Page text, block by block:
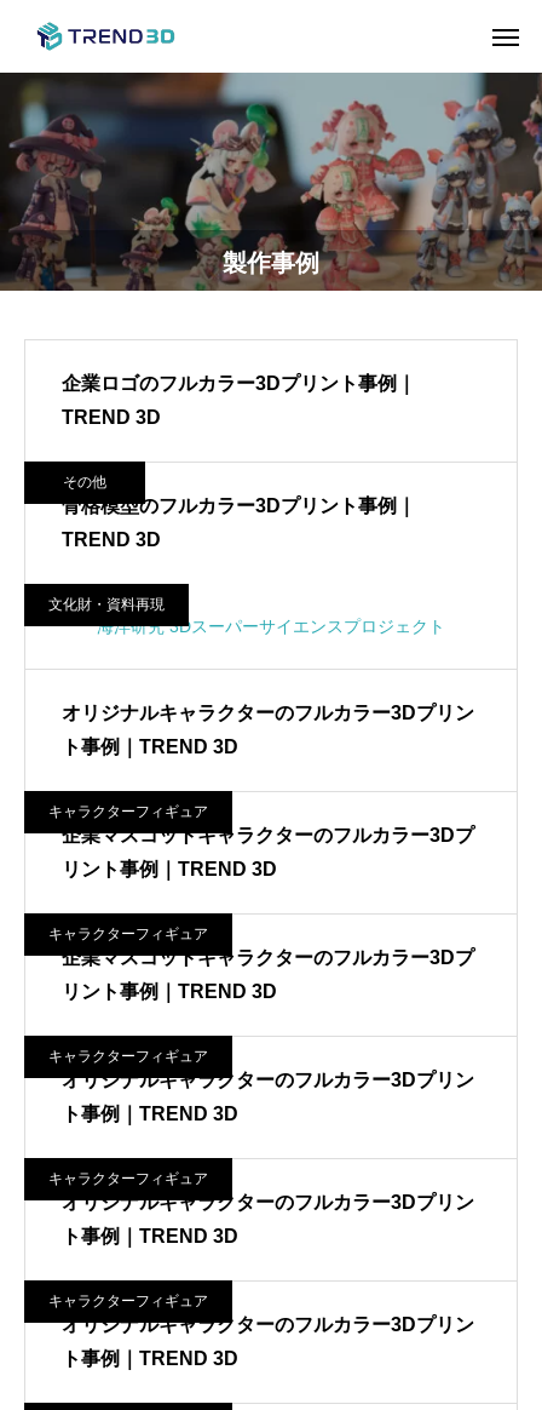
製作事例
企業ロゴのフルカラー3Dプリント事例｜
TREND 3D
その他
骨格模型のフルカラー3Dプリント事例｜
TREND 3D
海洋研究 3Dスーパーサイエンスプロジェクト
文化財・資料再現
オリジナルキャラクターのフルカラー3Dプリン
ト事例｜TREND 3D
キャラクターフィギュア
企業マスコットキャラクターのフルカラー3Dプ
リント事例｜TREND 3D
キャラクターフィギュア
企業マスコットキャラクターのフルカラー3Dプ
リント事例｜TREND 3D
キャラクターフィギュア
オリジナルキャラクターのフルカラー3Dプリン
ト事例｜TREND 3D
キャラクターフィギュア
オリジナルキャラクターのフルカラー3Dプリン
ト事例｜TREND 3D
キャラクターフィギュア
オリジナルキャラクターのフルカラー3Dプリン
ト事例｜TREND 3D